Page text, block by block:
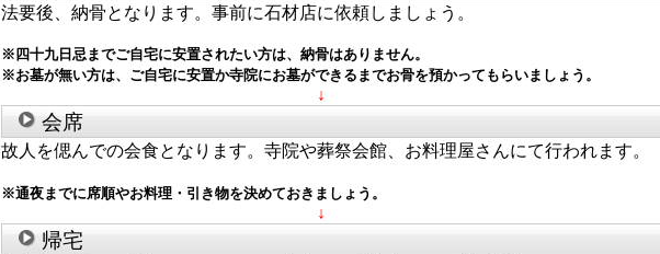
法要後、納骨となります。事前に石材店に依頼しましょう。
※四十九日忌までご自宅に安置されたい方は、納骨はありません。
※お墓が無い方は、ご自宅に安置か寺院にお墓ができるまでお骨を預かってもらいましょう。
↓
会席
故人を偲んでの会食となります。寺院や葬祭会館、お料理屋さんにて行われます。
※通夜までに席順やお料理・引き物を決めておきましょう。
↓
帰宅